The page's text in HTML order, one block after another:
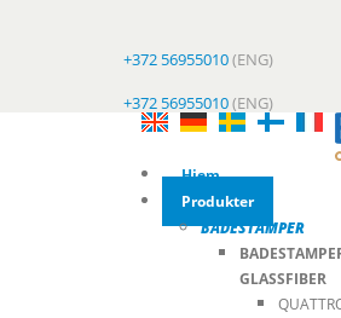
+372 56955010(ENG)
+372 56955010(ENG)
Hjem
Produkter
BADESTAMPER
GLASSFIBER